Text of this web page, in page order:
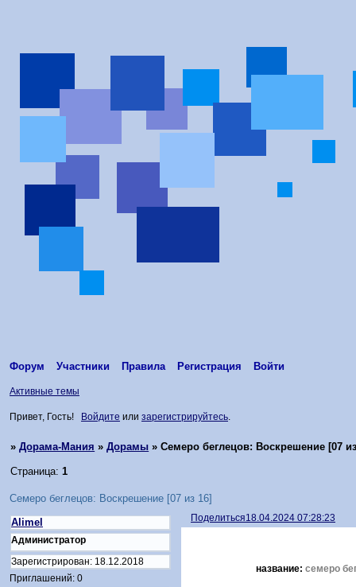
Форум Участники Правила Регистрация Войти
Активные темы
Привет, Гость! Войдите или зарегистрируйтесь.
»Дорама-Мания »Дорамы »Семеро беглецов: Воскрешение [07
Семеро беглецов: Воскрешение [07 из 16]
Страница:1
Поделиться18.04.2024 07:28:23
Alimel
Администратор
Зарегистрирован: 18.12.2018
Приглашений: 0
название: семеро